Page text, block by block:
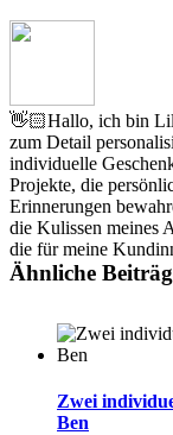
👋🏻Hallo, ich bin
zum Detail
individuelle
Projekte, die
Erinnerungen
die Kulissen meines
die für meine
Ähnliche
Zwei
Ben